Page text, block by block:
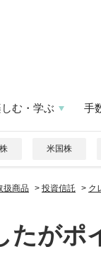
む・学ぶ 手
米国株
扱商品 > 投資信託 > ク
たがポ